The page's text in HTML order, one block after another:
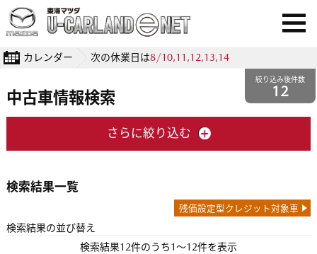
カレンダー 次の休業日は8/10,11,12,13,14
絞り込み後件数
12
中古車情報検索
さらに絞り込む
検索結果一覧
残価設定型クレジット対象車
検索結果の並び替え
検索結果12件のうち1〜12件を表示